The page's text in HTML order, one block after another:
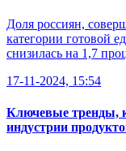
Доля россиян,
категории готовой
снизилась на 1,7
17-11-2024, 15:54
Ключевые тренды,
индустрии